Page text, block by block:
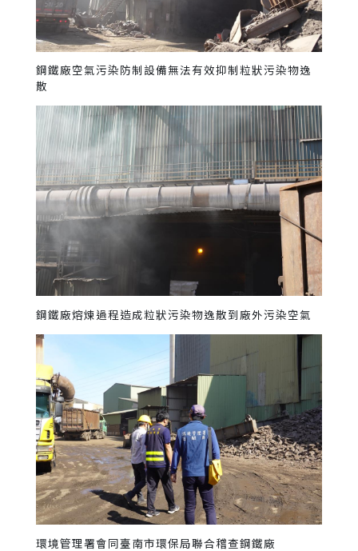
鋼鐵廠空氣污染防制設備無法有效抑制粒狀污染物逸
散
鋼鐵廠熔煉過程造成粒狀污染物逸散到廠外污染空氣
環境管理署會同臺南市環保局聯合稽查鋼鐵廠